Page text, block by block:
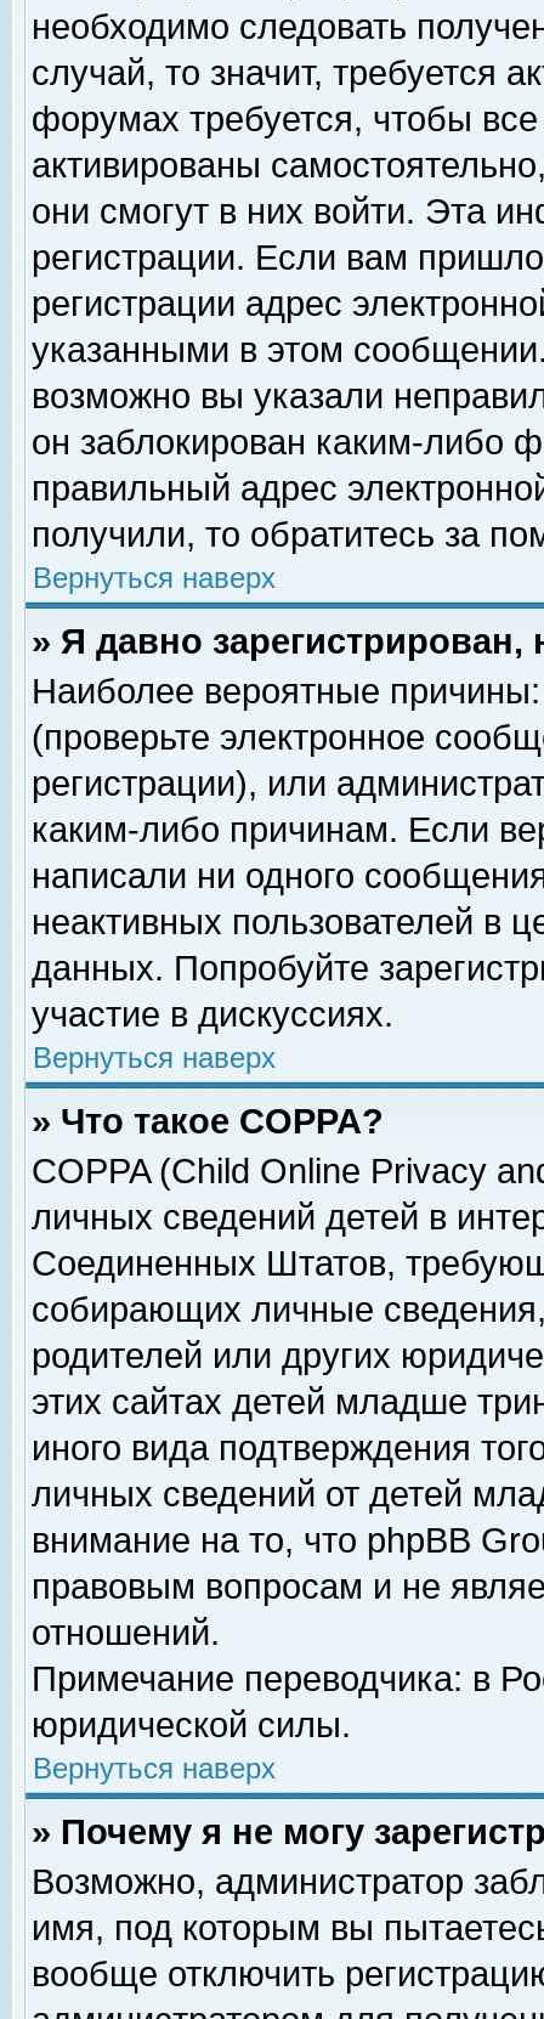
необходимо следовать
случай, то значит, требуется
форумах требуется, чтобы
активированы
они смогут в них войти. Эта
регистрации. Если вам
регистрации адрес
указанными в этом
возможно вы указали
он заблокирован каким-либо
правильный адрес
получили, то обратитесь за
Вернуться наверх
» Я давно
Наиболее вероятные
(проверьте электронное
регистрации), или
каким-либо причинам. Если
написали ни одного
неактивных пользователей в
данных. Попробуйте
участие в дискуссиях.
Вернуться наверх
» Что такое COPPA?
COPPA (Child Online Privacy
личных сведений детей в
Соединенных Штатов,
собирающих личные
родителей или других
этих сайтах детей младше
иного вида подтверждения
личных сведений от детей
внимание на то, что phpBB
правовым вопросам и не
отношений.
Примечание переводчика: в
юридической силы.
Вернуться наверх
» Почему я не могу
Возможно, администратор
имя, под которым вы
вообще отключить